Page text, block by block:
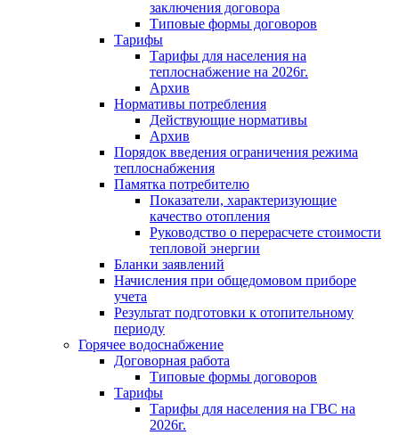
заключения договора
Типовые формы договоров
Тарифы
Тарифы для населения на
теплоснабжение на 2026г.
Архив
Нормативы потребления
Действующие нормативы
Архив
Порядок введения ограничения режима
теплоснабжения
Памятка потребителю
Показатели, характеризующие
качество отопления
Руководство о перерасчете стоимости
тепловой энергии
Бланки заявлений
Начисления при общедомовом приборе
учета
Результат подготовки к отопительному
периоду
Горячее водоснабжение
Договорная работа
Типовые формы договоров
Тарифы
Тарифы для населения на ГВС на
2026г.